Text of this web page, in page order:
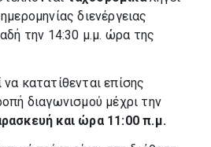
διενέργειας
την 14:30 μ.μ. ώρα της
κατατίθενται επίσης
διαγωνισμού μέχρι την
και ώρα 11:00 π.μ.